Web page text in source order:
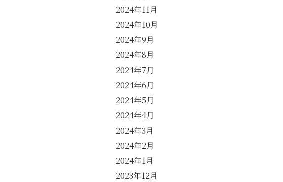
2024年11月
2024年10月
2024年9月
2024年8月
2024年7月
2024年6月
2024年5月
2024年4月
2024年3月
2024年2月
2024年1月
2023年12月